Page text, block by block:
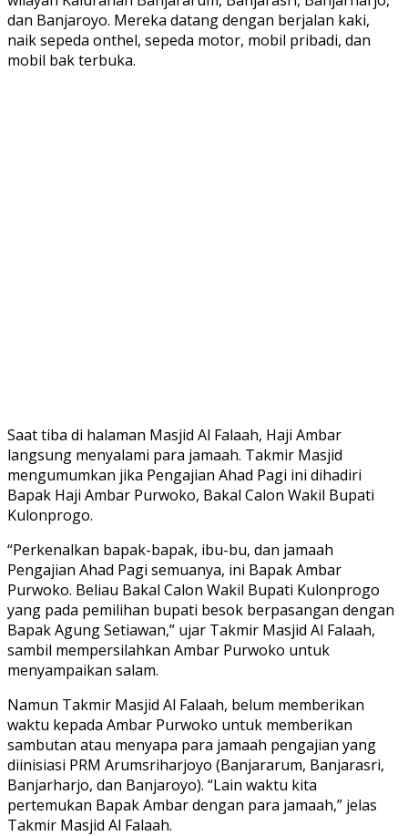
dan Banjaroyo. Mereka datang dengan berjalan kaki,
naik sepeda onthel, sepeda motor, mobil pribadi, dan
mobil bak terbuka.
Saat tiba di halaman Masjid Al Falaah, Haji Ambar
langsung menyalami para jamaah. Takmir Masjid
mengumumkan jika Pengajian Ahad Pagi ini dihadiri
Bapak Haji Ambar Purwoko, Bakal Calon Wakil Bupati
Kulonprogo.
“Perkenalkan bapak-bapak, ibu-bu, dan jamaah
Pengajian Ahad Pagi semuanya, ini Bapak Ambar
Purwoko. Beliau Bakal Calon Wakil Bupati Kulonprogo
yang pada pemilihan bupati besok berpasangan dengan
Bapak Agung Setiawan,” ujar Takmir Masjid Al Falaah,
sambil mempersilahkan Ambar Purwoko untuk
menyampaikan salam.
Namun Takmir Masjid Al Falaah, belum memberikan
waktu kepada Ambar Purwoko untuk memberikan
sambutan atau menyapa para jamaah pengajian yang
diinisiasi PRM Arumsriharjoyo (Banjararum, Banjarasri,
Banjarharjo, dan Banjaroyo). “Lain waktu kita
pertemukan Bapak Ambar dengan para jamaah,” jelas
Takmir Masjid Al Falaah.